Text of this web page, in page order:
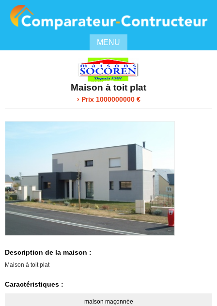
MENU
Maison à toit plat
› Prix 1000000000 €
Description de la maison :
Maison à toit plat
Caractéristiques :
maison maçonnée